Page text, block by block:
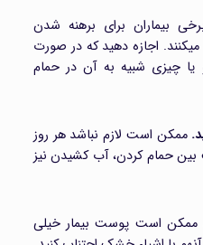
بیماران برای برهنه شدن
اجازه دهید که در صورت
یا چیزی شبیه به آن در حمام
ممکن است لازم نباشد هر روز
بین حمام کردن، آب کشیدن نیز
ممکن است پوست بیمار خیلی